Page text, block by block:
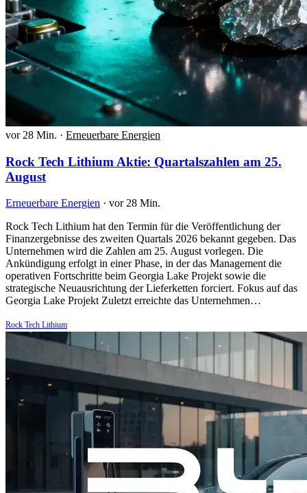
vor 28 Min. · Erneuerbare Energien
Rock Tech Lithium Aktie: Quartalszahlen am 25.
August
Erneuerbare Energien · vor 28 Min.
Rock Tech Lithium hat den Termin für die Veröffentlichung der
Finanzergebnisse des zweiten Quartals 2026 bekannt gegeben. Das
Unternehmen wird die Zahlen am 25. August vorlegen. Die
Ankündigung erfolgt in einer Phase, in der das Management die
operativen Fortschritte beim Georgia Lake Projekt sowie die
strategische Neuausrichtung der Lieferketten forciert. Fokus auf das
Georgia Lake Projekt Zuletzt erreichte das Unternehmen…
Rock Tech Lithium